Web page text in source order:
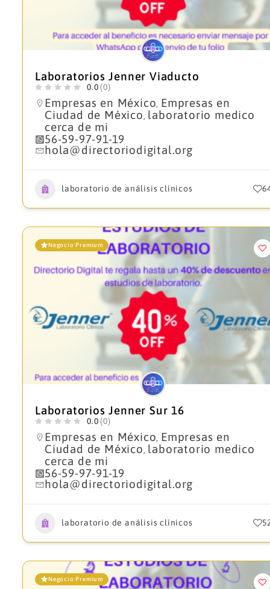
Laboratorios Jenner Viaducto
0.0 (0)
Empresas en México, Empresas en
Ciudad de México, laboratorio medico
cerca de mi
56-59-97-91-19
hola@directoriodigital.org
laboratorio de análisis clínicos
Negocio Premium
Laboratorios Jenner Sur 16
0.0 (0)
Empresas en México, Empresas en
Ciudad de México, laboratorio medico
cerca de mi
56-59-97-91-19
hola@directoriodigital.org
laboratorio de análisis clínicos
Negocio Premium